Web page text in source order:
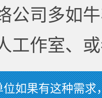
公司多如
工作室、
如果有这种需求